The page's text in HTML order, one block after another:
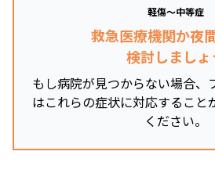
軽傷～中等症
救急医療機関か夜
検討しましょ
もし病院が見つからない場合、
はこれらの症状に対応すること
ください。